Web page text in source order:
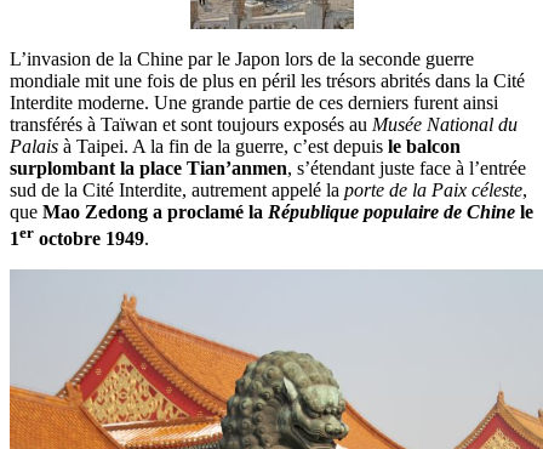
L’invasion de la Chine par le Japon lors de la seconde guerre
mondiale mit une fois de plus en péril les trésors abrités dans la Cité
Interdite moderne. Une grande partie de ces derniers furent ainsi
transférés à Taïwan et sont toujours exposés au Musée National du
Palais à Taipei. A la fin de la guerre, c’est depuis le balcon
surplombant la place Tian’anmen, s’étendant juste face à l’entrée
sud de la Cité Interdite, autrement appelé la porte de la Paix céleste,
que Mao Zedong a proclamé la République populaire de Chine le
1er octobre 1949.